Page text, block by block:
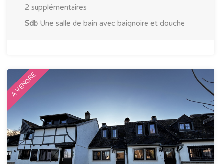
2 supplémentaires
Sdb Une salle de bain avec baignoire et douche
A VENDRE